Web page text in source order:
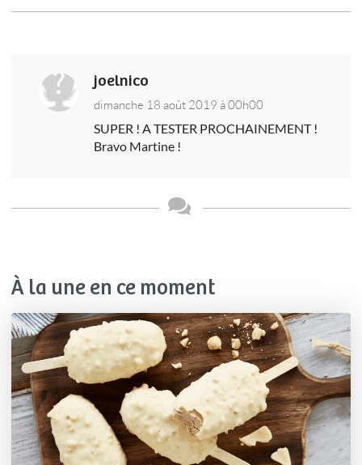
joelnico
dimanche 18 août 2019 à 00h00
SUPER ! A TESTER PROCHAINEMENT !
Bravo Martine !
À la une en ce moment